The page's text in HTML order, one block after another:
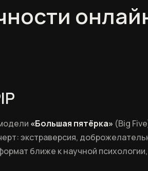
«Большая пятёрка» (Big
экстраверсия,
ближе к научной